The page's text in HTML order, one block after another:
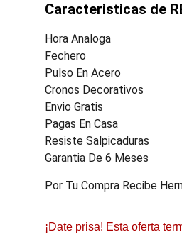
Caracteristicas de
Hora Analoga
Fechero
Pulso En Acero
Cronos Decorativos
Envio Gratis
Pagas En Casa
Resiste Salpicaduras
Garantia De 6 Meses
Por Tu Compra Recibe
¡Date prisa! Esta oferta